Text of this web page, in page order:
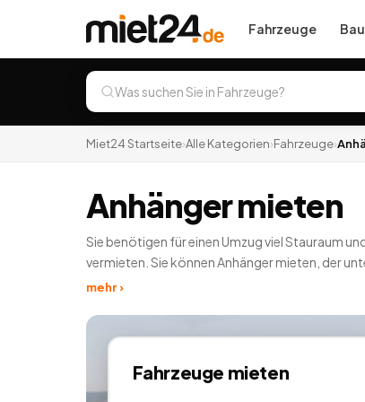
Fahrzeuge
Miet24 Startseite›Alle Kategorien›Fahrzeuge›
Anhänger mieten
Sie benötigen für einen Umzug viel Stauraum
vermieten. Sie können Anhänger mieten, der
einen Anhänger mieten können Sie jeden
mehr ›
Fahrzeuge mieten